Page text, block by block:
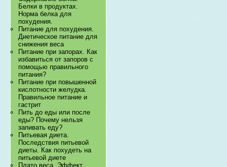
Белки в продуктах.
Норма белка для
похудения.
Питание для похудения.
Диетическое питание для
снижения веса
Питание при запорах. Как
избавиться от запоров с
помощью правильного
питания?
Питание при повышенной
кислотности желудка.
Правильное питание и
гастрит
Пить до еды или после
еды? Почему нельзя
запивать еду?
Питьевая диета.
Последствия питьевой
диеты. Как похудеть на
питьевой диете
Плато веса. Эффект